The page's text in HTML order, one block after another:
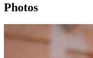
Photos